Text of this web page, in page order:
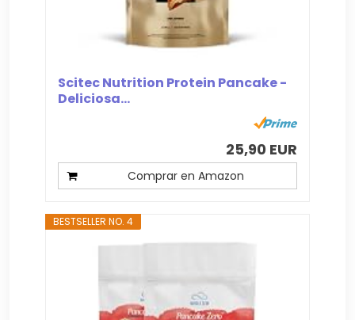
Scitec Nutrition Protein Pancake -
Deliciosa...
25,90 EUR
Comprar en Amazon
BESTSELLER NO. 4